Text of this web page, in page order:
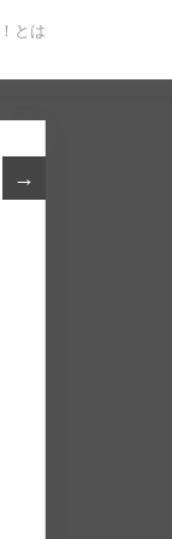
とは
→